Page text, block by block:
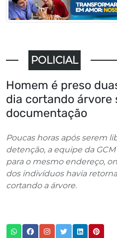
POLICIAL
Homem é preso
dia cortando árvore
documentação
Poucas horas após serem
detenção, a equipe da
para o mesmo endereço,
dos indivíduos havia
cortando a árvore.